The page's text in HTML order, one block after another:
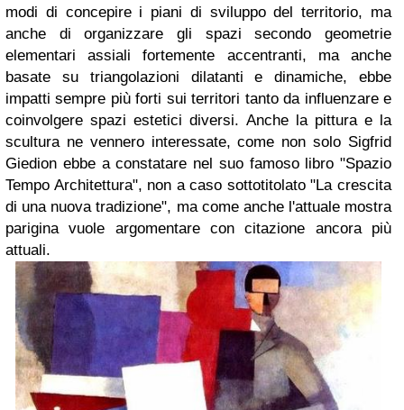
modi di concepire i piani di sviluppo del territorio, ma
anche di organizzare gli spazi secondo geometrie
elementari assiali fortemente accentranti, ma anche
basate su triangolazioni dilatanti e dinamiche, ebbe
impatti sempre più forti sui territori tanto da influenzare e
coinvolgere spazi estetici diversi. Anche la pittura e la
scultura ne vennero interessate, come non solo Sigfrid
Giedion ebbe a constatare nel suo famoso libro "Spazio
Tempo Architettura", non a caso sottotitolato "La crescita
di una nuova tradizione", ma come anche l'attuale mostra
parigina vuole argomentare con citazione ancora più
attuali.